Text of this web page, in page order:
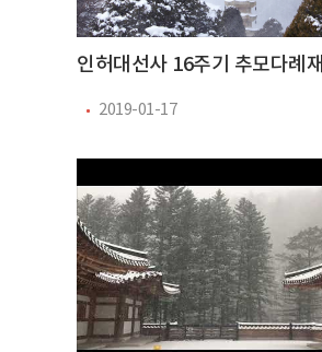
인허대선사 16주기 추모다례재
2019-01-17